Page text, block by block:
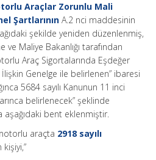
Araçlar Zorunlu Mali
Şartlarının A.2 nci maddesinin
şekilde yeniden düzenlenmiş,
Maliye Bakanlığı tarafından
Araç Sigortalarında Eşdeğer
Genelge ile belirlenen” ibaresi
5684 sayılı Kanunun 11 inci
belirlenecek” şeklinde
aşağıdaki bent eklenmiştir.
araçta 2918 sayılı